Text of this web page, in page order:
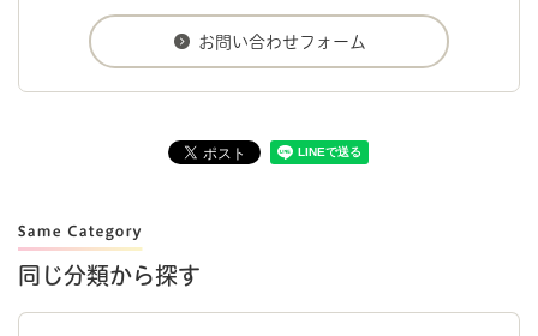
同じ分類から探す